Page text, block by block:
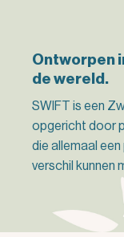
Ontworpen
de wereld.
SWIFT is een
opgericht door
die allemaal
verschil kunnen